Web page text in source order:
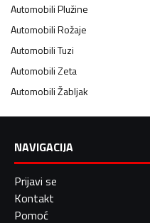
AutomobiliPlužine
AutomobiliRožaje
AutomobiliTuzi
AutomobiliZeta
AutomobiliŽabljak
NAVIGACIJA
Prijavi se
Kontakt
Pomoć